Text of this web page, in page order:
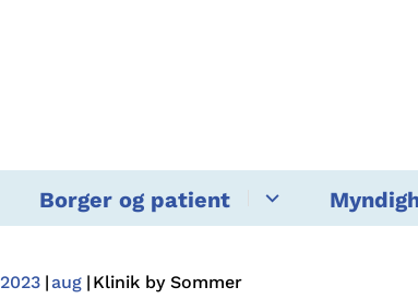
Borger og patient
2023 aug Klinik by Sommer